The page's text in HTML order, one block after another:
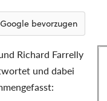
bevorzugen
Richard Farrelly
und dabei